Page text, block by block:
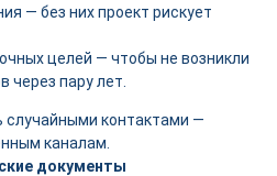
— без них проект рискует
целей — чтобы не возникли
через пару лет.
случайными контактами —
каналам.
документы